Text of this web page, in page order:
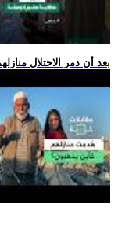
.. بعد أن دمر الاحتلال